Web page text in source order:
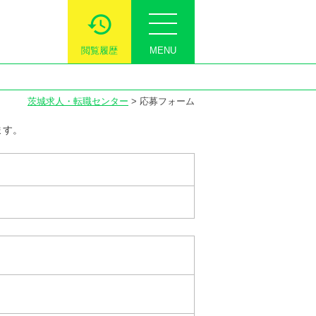
MENU
閲覧履歴
茨城求人・転職センター > 応募フォーム
。